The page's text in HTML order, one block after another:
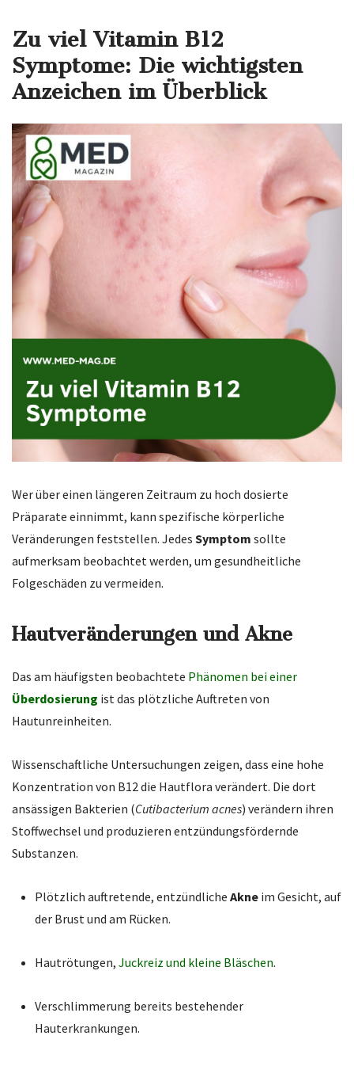
Zu viel Vitamin B12
Symptome: Die wichtigsten
Anzeichen im Überblick
Wer über einen längeren Zeitraum zu hoch dosierte
Präparate einnimmt, kann spezifische körperliche
Veränderungen feststellen. Jedes Symptom sollte
aufmerksam beobachtet werden, um gesundheitliche
Folgeschäden zu vermeiden.
Hautveränderungen und Akne
Das am häufigsten beobachtete Phänomen bei einer
Überdosierung ist das plötzliche Auftreten von
Hautunreinheiten.
Wissenschaftliche Untersuchungen zeigen, dass eine hohe
Konzentration von B12 die Hautflora verändert. Die dort
ansässigen Bakterien (Cutibacterium acnes) verändern ihren
Stoffwechsel und produzieren entzündungsfördernde
Substanzen.
Plötzlich auftretende, entzündliche Akneim Gesicht, auf
der Brust und am Rücken.
Hautrötungen, Juckreiz und kleine Bläschen.
Verschlimmerung bereits bestehender
Hauterkrankungen.